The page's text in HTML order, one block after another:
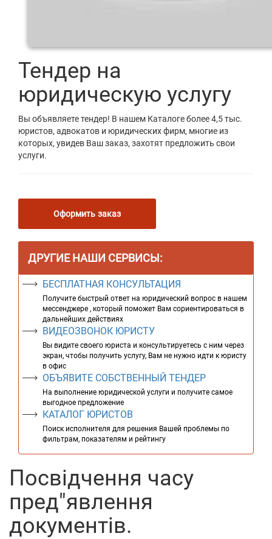
Тендер на
юридическую услугу
Вы объявляете тендер! В нашем Каталоге более 4,5 тыс.
юристов, адвокатов и юридических фирм, многие из
которых, увидев Ваш заказ, захотят предложить свои
услуги.
Оформить заказ
ДРУГИЕ НАШИ СЕРВИСЫ:
БЕСПЛАТНАЯ КОНСУЛЬТАЦИЯ
Получите быстрый ответ на юридический вопрос в нашем
мессенджере , который поможет Вам сориентироваться в
дальнейших действиях
ВИДЕОЗВОНОК ЮРИСТУ
Вы видите своего юриста и консультируетесь с ним через
экран, чтобы получить услугу, Вам не нужно идти к юристу
в офис
ОБЪЯВИТЕ СОБСТВЕННЫЙ ТЕНДЕР
На выполнение юридической услуги и получите самое
выгодное предложение
КАТАЛОГ ЮРИСТОВ
Поиск исполнителя для решения Вашей проблемы по
фильтрам, показателям и рейтингу
Посвідчення часу
пред"явлення
документів.